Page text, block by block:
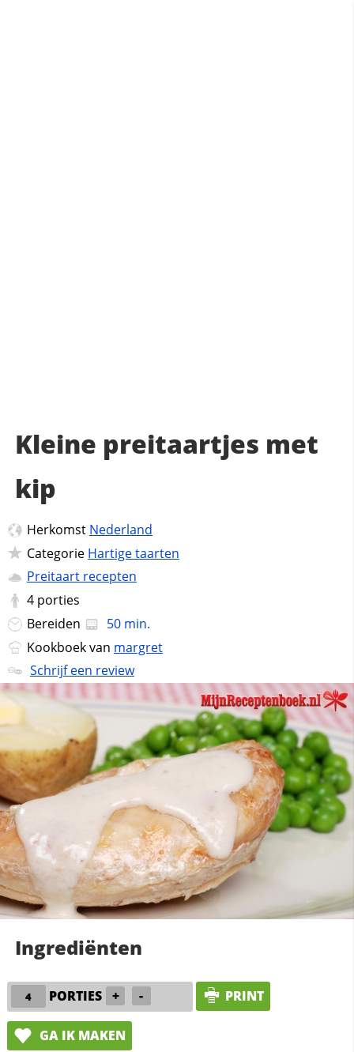
Kleine preitaartjes met
kip
Herkomst Nederland
Categorie Hartige taarten
Preitaart recepten
4 porties
Bereiden
50 min.
Kookboek van margret
Schrijf een review
Ingrediënten
PORTIES + - PRINT
GA IK MAKEN